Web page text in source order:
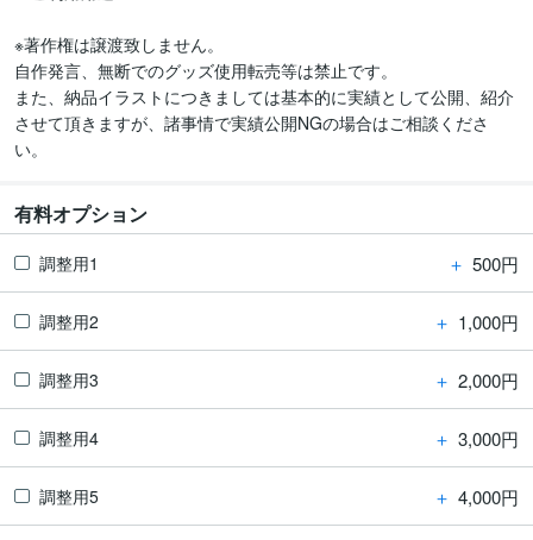
※著作権は譲渡致しません。
自作発言、無断でのグッズ使用転売等は禁止です。
また、納品イラストにつきましては基本的に実績として公開、紹介
させて頂きますが、諸事情で実績公開NGの場合はご相談くださ
い。
有料オプション
調整用1 ＋ 500円
調整用2 ＋ 1,000円
調整用3 ＋ 2,000円
調整用4 ＋ 3,000円
調整用5 ＋ 4,000円